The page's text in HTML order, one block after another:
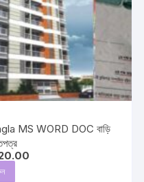
MS WORD DOC বাড়ি
Current